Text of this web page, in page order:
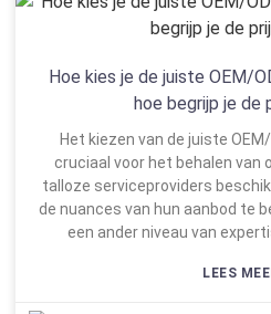
Hoe kies je de juiste OEM/
hoe begrijp je de
Het kiezen van de juiste
cruciaal voor het behalen
talloze serviceproviders
de nuances van hun aanbod te
een ander niveau van
Potentiële klanten moeten bij
meer overwegen dan alleen
LEES